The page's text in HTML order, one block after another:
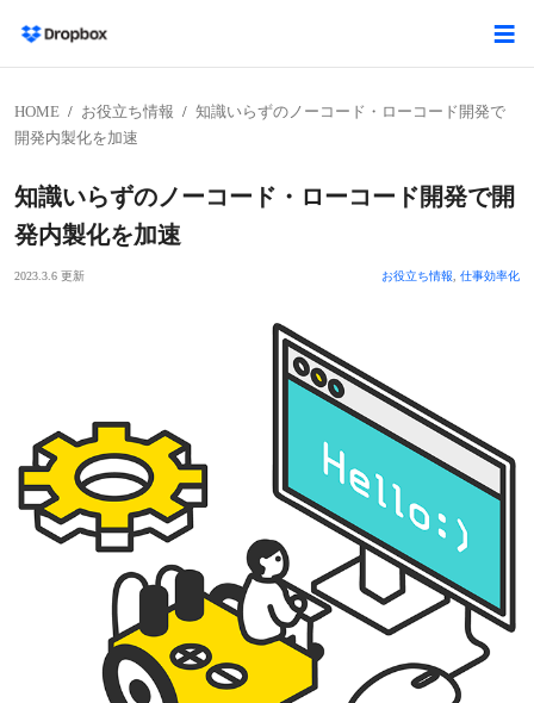
HOME お役立ち情報
知識いらずのノーコード・ローコード開発で
開発内製化を加速
知識いらずのノーコード・ローコード開発で開
発内製化を加速
2023.3.6 更新 お役立ち情報 仕事効率化